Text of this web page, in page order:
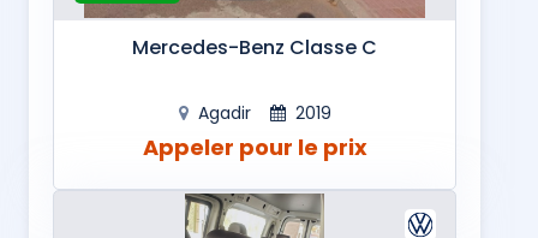
Mercedes-Benz Classe C
Agadir 2019
Appeler pour le prix